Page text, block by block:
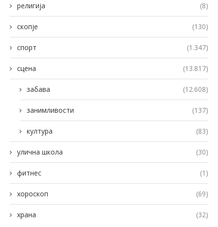
религија (8)
скопје (130)
спорт (1.347)
сцена (13.817)
забава (12.608)
занимливости (137)
култура (83)
улична школа (30)
фитнес (1)
хороскоп (69)
храна (32)